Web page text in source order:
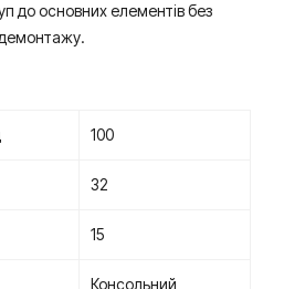
до основних елементів без
демонтажу.
100
32
15
Консольний